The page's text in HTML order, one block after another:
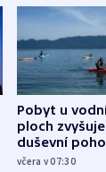
Pobyt u
ploch zvyšuje
duševní
ukázala
včera v 07:30